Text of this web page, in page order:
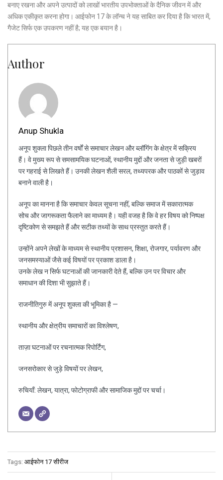
बनाए रखना और अपने उत्पादों को लाखों भारतीय उपभोक्ताओं के दैनिक जीवन में और
अधिक एकीकृत करना होगा। आईफोन 17 के लॉन्च ने यह साबित कर दिया है कि भारत में,
गैजेट सिर्फ एक उपकरण नहीं है; यह एक बयान है।
Author
Anup Shukla
अनूप शुक्ला पिछले तीन वर्षों से समाचार लेखन और ब्लॉगिंग के क्षेत्र में सक्रिय
हैं। वे मुख्य रूप से समसामयिक घटनाओं, स्थानीय मुद्दों और जनता से जुड़ी खबरों
पर गहराई से लिखते हैं। उनकी लेखन शैली सरल, तथ्यपरक और पाठकों से जुड़ाव
बनाने वाली है।
अनूप का मानना है कि समाचार केवल सूचना नहीं, बल्कि समाज में सकारात्मक
सोच और जागरूकता फैलाने का माध्यम है। यही वजह है कि वे हर विषय को निष्पक्ष
दृष्टिकोण से समझते हैं और सटीक तथ्यों के साथ प्रस्तुत करते हैं।
उन्होंने अपने लेखों के माध्यम से स्थानीय प्रशासन, शिक्षा, रोजगार, पर्यावरण और
जनसमस्याओं जैसे कई विषयों पर प्रकाश डाला है।
उनके लेख न सिर्फ घटनाओं की जानकारी देते हैं, बल्कि उन पर विचार और
समाधान की दिशा भी सुझाते हैं।
राजनीतिगुरु में अनूप शुक्ला की भूमिका है —
स्थानीय और क्षेत्रीय समाचारों का विश्लेषण,
ताज़ा घटनाओं पर रचनात्मक रिपोर्टिंग,
जनसरोकार से जुड़े विषयों पर लेखन,
रुचियाँ: लेखन, यात्रा, फोटोग्राफी और सामाजिक मुद्दों पर चर्चा।
Tags: आईफोन 17 सीरीज